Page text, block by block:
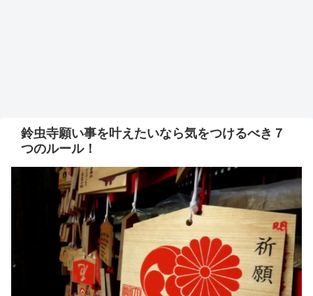
鈴虫寺願い事を叶えたいなら気をつけるべき７
つのルール！